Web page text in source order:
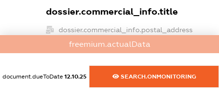
dossier.commercial_info.title
dossier.commercial_info.postal_address
XXXXXXXXXX
dossier.commercial_info.phone
XXXXXXXXXX
freemium.actualData
document.dueToDate 12.10.25 SEARCH.ONMONITORING